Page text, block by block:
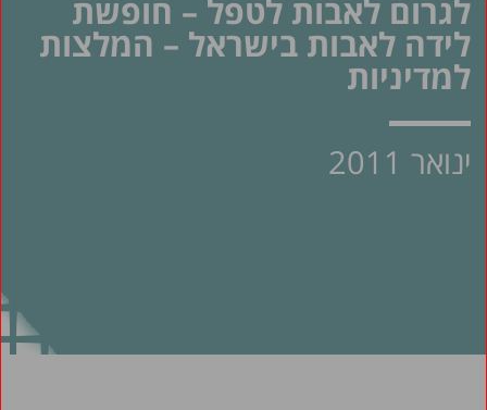
לגרום לאבות לטפל – חופשת
לידה לאבות בישראל – המלצות
למדיניות
ינואר 2011